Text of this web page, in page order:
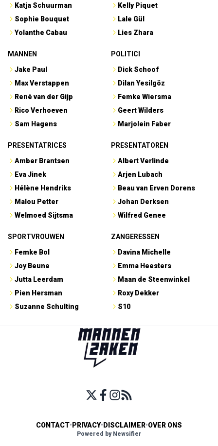
Katja Schuurman
Sophie Bouquet
Yolanthe Cabau
Kelly Piquet
Lale Gül
Lies Zhara
MANNEN
Jake Paul
Max Verstappen
René van der Gijp
Rico Verhoeven
Sam Hagens
POLITICI
Dick Schoof
Dilan Yesilgöz
Femke Wiersma
Geert Wilders
Marjolein Faber
PRESENTATRICES
Amber Brantsen
Eva Jinek
Hélène Hendriks
Malou Petter
Welmoed Sijtsma
PRESENTATOREN
Albert Verlinde
Arjen Lubach
Beau van Erven Dorens
Johan Derksen
Wilfred Genee
SPORTVROUWEN
Femke Bol
Joy Beune
Jutta Leerdam
Pien Hersman
Suzanne Schulting
ZANGERESSEN
Davina Michelle
Emma Heesters
Maan de Steenwinkel
Roxy Dekker
S10
CONTACT• PRIVACY• DISCLAIMER•OVER ONS
Powered by Newsifier